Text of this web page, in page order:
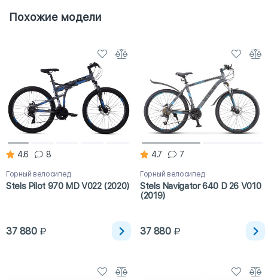
Похожие модели
4.6 8
Горный велосипед
Stels Pilot 970 MD V022 (2020)
37 880
4.7 7
Горный велосипед
Stels Navigator 640 D 26 V010
(2019)
37 880